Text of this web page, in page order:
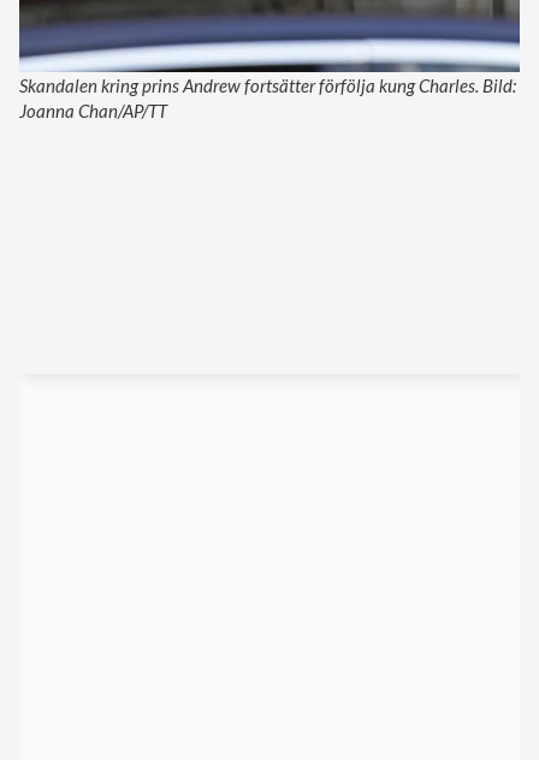
Skandalen kring prins Andrew fortsätter förfölja kung Charles. Bild:
Joanna Chan/AP/TT